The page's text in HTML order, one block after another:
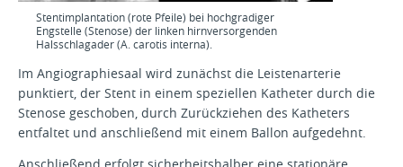
Stentimplantation (rote Pfeile) bei hochgradiger
Engstelle (Stenose) der linken hirnversorgenden
Halsschlagader (A. carotis interna).
Im Angiographiesaal wird zunächst die Leistenarterie
punktiert, der Stent in einem speziellen Katheter durch die
Stenose geschoben, durch Zurückziehen des Katheters
entfaltet und anschließend mit einem Ballon aufgedehnt.